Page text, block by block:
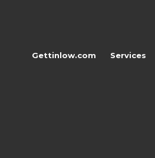
Gettinlow.com Services